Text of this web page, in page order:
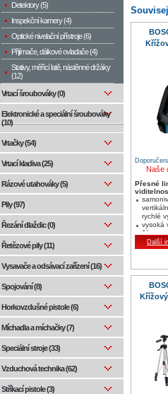
Naše
Přesné
rychlé
vysoká
čáry s
20 m
Další
Detektory (5)
Inspekční kamery (4)
Optické nivelační přístroje (6)
Přijímače, dálkové ovladače (4)
Stativy, měřící latě, nástěnné držáky
(12)
Vrtací šroubováky (0)
Elektronické a speciální šroubováky
(10)
Vrtačky (54)
Vrtací kladiva (25)
Rázové utahováky (5)
Pily (97)
Řezání dlaždic (0)
Řetězové pily (11)
Vysavače a odsávací zařízení (16)
Spojování (8)
Horkovzdušné pistole (6)
Míchadla a míchačky (7)
Speciální stroje (33)
Vzduchová technika (62)
Stříkací pistole (3)